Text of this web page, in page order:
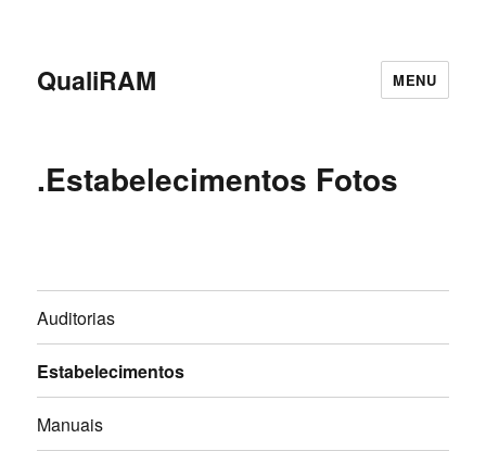
QualiRAM MENU
.Estabelecimentos Fotos
Auditorias
Estabelecimentos
Manuais